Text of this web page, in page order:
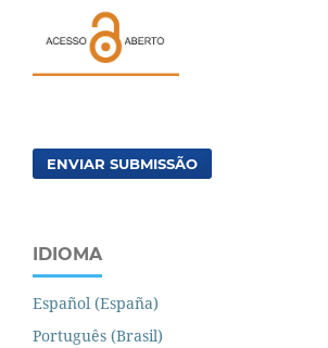
ENVIAR SUBMISSÃO
IDIOMA
Español (España)
Português (Brasil)